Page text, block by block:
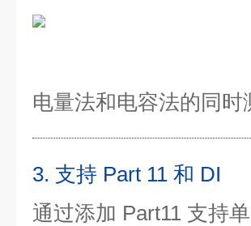
电量法和电容法的同时
3. 支持 Part 11 和 DI
通过添加 Part11 支持